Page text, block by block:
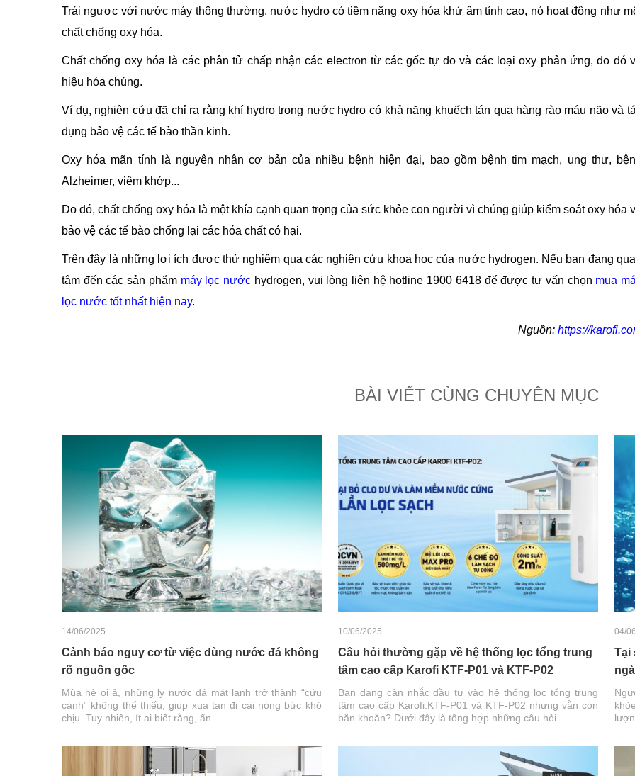
Trái ngược với nước máy thông thường, nước hydro có tiềm năng oxy hóa khử âm tính cao, nó hoạt động như
chất chống oxy hóa.
Chất chống oxy hóa là các phân tử chấp nhận các electron từ các gốc tự do và các loại oxy phản ứng, do đó
hiệu hóa chúng.
Ví dụ, nghiên cứu đã chỉ ra rằng khí hydro trong nước hydro có khả năng khuếch tán qua hàng rào máu não và
dụng bảo vệ các tế bào thần kinh.
Oxy hóa mãn tính là nguyên nhân cơ bản của nhiều bệnh hiện đại, bao gồm bệnh tim mạch, ung thư,
Alzheimer, viêm khớp...
Do đó, chất chống oxy hóa là một khía cạnh quan trọng của sức khỏe con người vì chúng giúp kiểm soát oxy hóa
bảo vệ các tế bào chống lại các hóa chất có hại.
Trên đây là những lợi ích được thử nghiệm qua các nghiên cứu khoa học của nước hydrogen. Nếu bạn đang
tâm đến các sản phẩm máy lọc nước hydrogen, vui lòng liên hệ hotline 1900 6418 để được tư vấn chọn mua
lọc nước tốt nhất hiện nay.
Nguồn: https://
BÀI VIẾT CÙNG CHUYÊN MỤC
14/06/2025
Cảnh báo nguy cơ từ việc dùng nước đá không
rõ nguồn gốc
Mùa hè oi ả, những ly nước đá mát lạnh trở thành “cứu
cánh” không thể thiếu, giúp xua tan đi cái nóng bức khó
chịu. Tuy nhiên, ít ai biết rằng, ẩn ...
10/06/2025
Câu hỏi thường gặp về hệ thống lọc tổng trung
tâm cao cấp Karofi KTF-P01 và KTF-P02
Bạn đang cân nhắc đầu tư vào hệ thống lọc tổng trung
tâm cao cấp Karofi:KTF-P01 và KTF-P02 nhưng vẫn còn
băn khoăn? Dưới đây là tổng hợp những câu hỏi ...
04/
Tại